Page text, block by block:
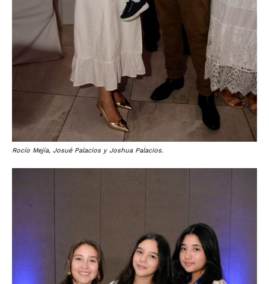
Rocío Mejía, Josué Palacios y Joshua Palacios.